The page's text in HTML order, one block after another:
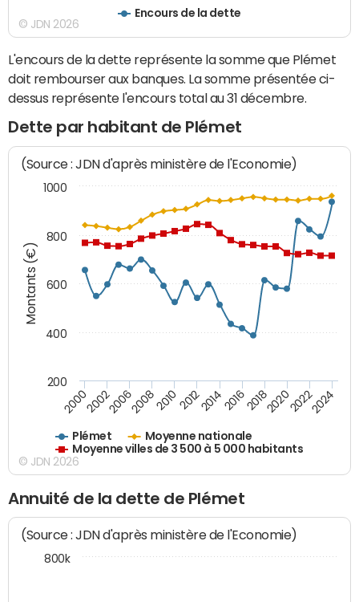
Encours de la dette
© JDN 2026
L'encours de la dette représente la somme que Plémet
doit rembourser aux banques. La somme présentée ci-
dessus représente l'encours total au 31 décembre.
Dette par habitant de Plémet
Montants (€)
(Source : JDN d'après ministère de l'Economie)
Plémet
Moyenne nationale
Moyenne villes de 3 500 à 5 000 habitants
200020022006200820102012201420162018202020222024
200
400
600
800
1000
© JDN 2026
Annuité de la dette de Plémet
(Source : JDN d'après ministère de l'Economie)
800k